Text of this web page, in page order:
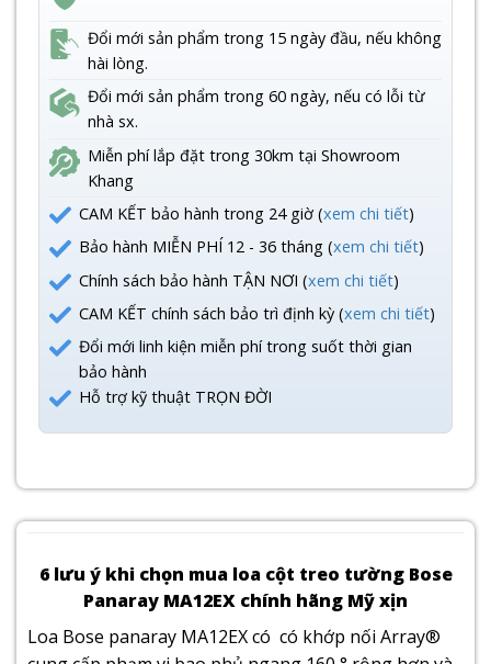
Đổi mới sản phẩm trong 15 ngày đầu, nếu không
hài lòng.
Đổi mới sản phẩm trong 60 ngày, nếu có lỗi từ
nhà sx.
Miễn phí lắp đặt trong 30km tại Showroom
Khang
CAM KẾT bảo hành trong 24 giờ (xem chi tiết)
Bảo hành MIỄN PHÍ 12 - 36 tháng (xem chi tiết)
Chính sách bảo hành TẬN NƠI (xem chi tiết)
CAM KẾT chính sách bảo trì định kỳ (xem chi tiết)
Đổi mới linh kiện miễn phí trong suốt thời gian
bảo hành
Hỗ trợ kỹ thuật TRỌN ĐỜI
6 lưu ý khi chọn mua loa cột treo tường Bose
Panaray MA12EX chính hãng Mỹ xịn
Loa Bose panaray MA12EX có có khớp nối Array®